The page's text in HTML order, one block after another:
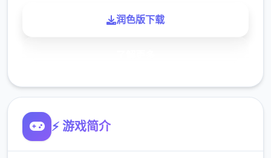
润色版下载
⚡ 游戏简介